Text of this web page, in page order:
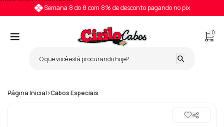
Semana 8 do 8 com 8% de desconto pagando no pix
0
Página Inicial>Cabos Especiais